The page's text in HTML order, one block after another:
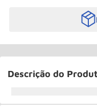
Descrição do